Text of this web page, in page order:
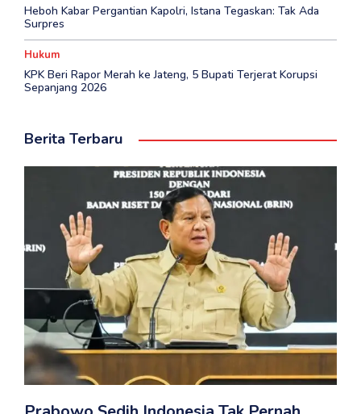
Heboh Kabar Pergantian Kapolri, Istana Tegaskan: Tak Ada
Surpres
Hukum
KPK Beri Rapor Merah ke Jateng, 5 Bupati Terjerat Korupsi
Sepanjang 2026
Berita Terbaru